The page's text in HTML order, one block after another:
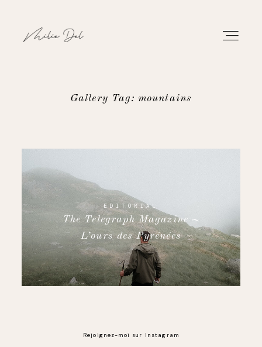
CONTACT
Gallery Tag: mountains
EDITORIAL
The Telegraph Magazine ~
L’ours des Pyrénées
Rejoignez-moi sur Instagram